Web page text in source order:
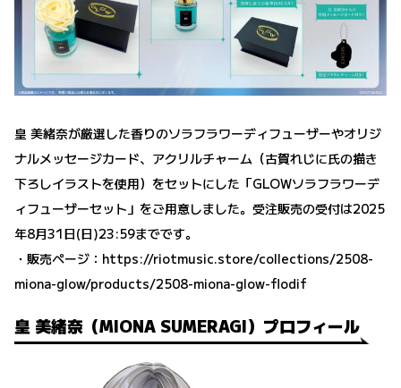
皇 美緒奈が厳選した香りのソラフラワーディフューザーやオリジ
ナルメッセージカード、アクリルチャーム（古賀れじに氏の描き
下ろしイラストを使用）をセットにした「GLOWソラフラワーデ
ィフューザーセット」をご用意しました。受注販売の受付は2025
年8月31日(日)23:59までです。
・販売ページ： https://riotmusic.store/collections/2508-
miona-glow/products/2508-miona-glow-flodif
皇 美緒奈（MIONA SUMERAGI）プロフィール